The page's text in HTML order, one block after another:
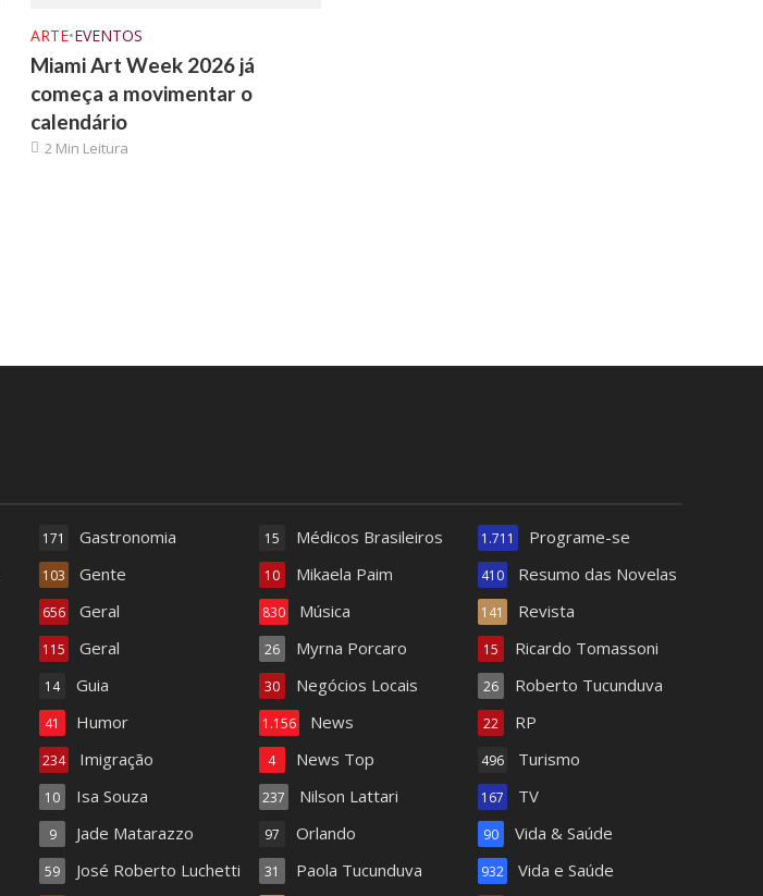
ARTE•EVENTOS
Miami Art Week 2026 já
começa a movimentar o
calendário
2 Min Leitura
Gastronomia
171
Gente
103
Geral
656
Geral
115
Guia
14
Humor
41
Imigração
234
Isa Souza
10
Jade Matarazzo
9
José Roberto Luchetti
59
Médicos Brasileiros
15
Mikaela Paim
10
Música
830
Myrna Porcaro
26
Negócios Locais
30
News
1.156
News Top
4
Nilson Lattari
237
Orlando
97
Paola Tucunduva
31
Programe-se
1.711
Resumo das Novelas
410
Revista
141
Ricardo Tomassoni
15
Roberto Tucunduva
26
RP
22
Turismo
496
TV
167
Vida & Saúde
90
Vida e Saúde
932